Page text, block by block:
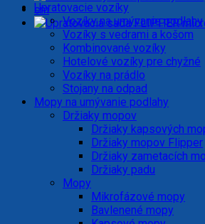
Upratovacie vozíky
Vozíky na umývanie podlahy
Vozíky s vedrami a košom
Kombinované vozíky
Hotelové vozíky pre chyžné
Vozíky na prádlo
Stojany na odpad
Mopy na umývanie podlahy
Držiaky mopov
Držiaky kapsových
Držiaky mopov Flipper
Držiaky zametacích
Držiaky padu
Mopy
Mikrofázové mopy
Bavlenené mopy